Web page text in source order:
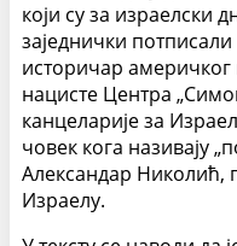
који су за израелски
заједнички
историчар
нацисте Центра
канцеларије за
човек кога називају
Александар Николић,
Израелу.